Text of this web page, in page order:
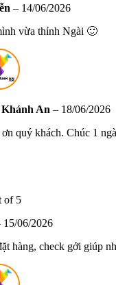
– 14/06/2026
vừa thỉnh Ngài 🙂
An – 18/06/2026
ơn quý khách. Chúc 1
of 5
15/06/2026
hàng, check gởi giúp